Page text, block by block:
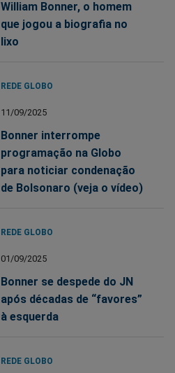
William Bonner, o homem
que jogou a biografia no
lixo
REDE GLOBO
11/09/2025
Bonner interrompe
programação na Globo
para noticiar condenação
de Bolsonaro (veja o vídeo)
REDE GLOBO
01/09/2025
Bonner se despede do JN
após décadas de “favores”
à esquerda
REDE GLOBO